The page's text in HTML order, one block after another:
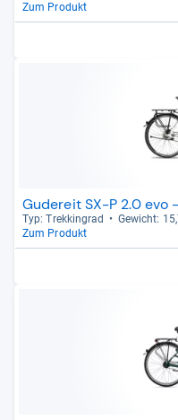
Zum Produkt
Gudereit SX-P 2.0 evo
Typ: Trek­kin­grad Gewicht:
Zum Produkt